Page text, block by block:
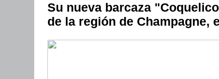
Su nueva barcaza
de la región de Champagne,